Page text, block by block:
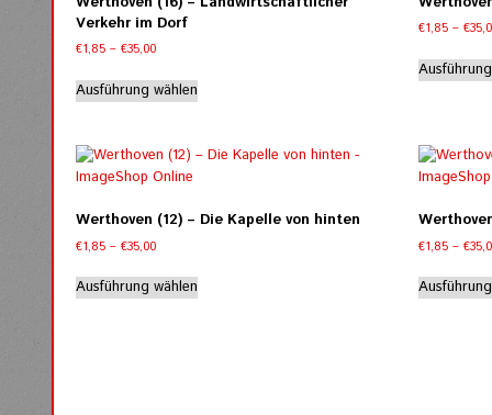
Verkehr im Dorf
€1,85 – €35,00Preisspanne:
bis
€35,00
Ausführung wählen
Dieses
Produkt
Varianten
Optionen
auf
der
€1,85 – €
Werthoven (12) – Die Kapelle von hinten
€1,85 – €35,00Preisspanne:
bis
€35,00
Ausführung wählen
Dieses
Produkt
€1,85 – €